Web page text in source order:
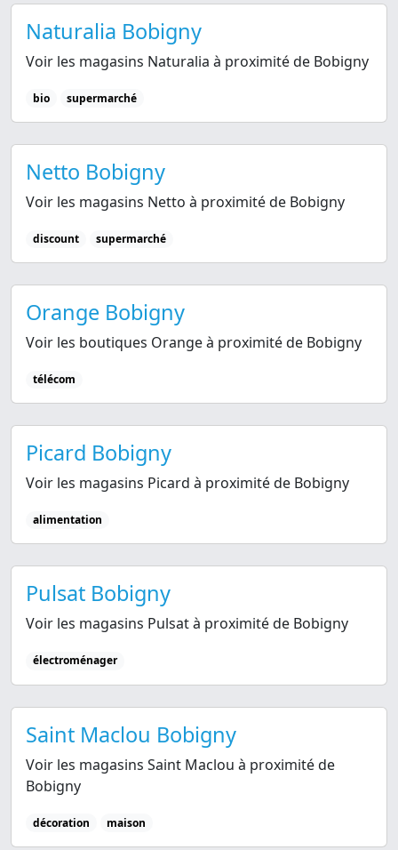
Naturalia Bobigny
Voir les magasins Naturalia à proximité de Bobigny
bio supermarché
Netto Bobigny
Voir les magasins Netto à proximité de Bobigny
discount supermarché
Orange Bobigny
Voir les boutiques Orange à proximité de Bobigny
télécom
Picard Bobigny
Voir les magasins Picard à proximité de Bobigny
alimentation
Pulsat Bobigny
Voir les magasins Pulsat à proximité de Bobigny
électroménager
Saint Maclou Bobigny
Voir les magasins Saint Maclou à proximité de
Bobigny
décoration maison